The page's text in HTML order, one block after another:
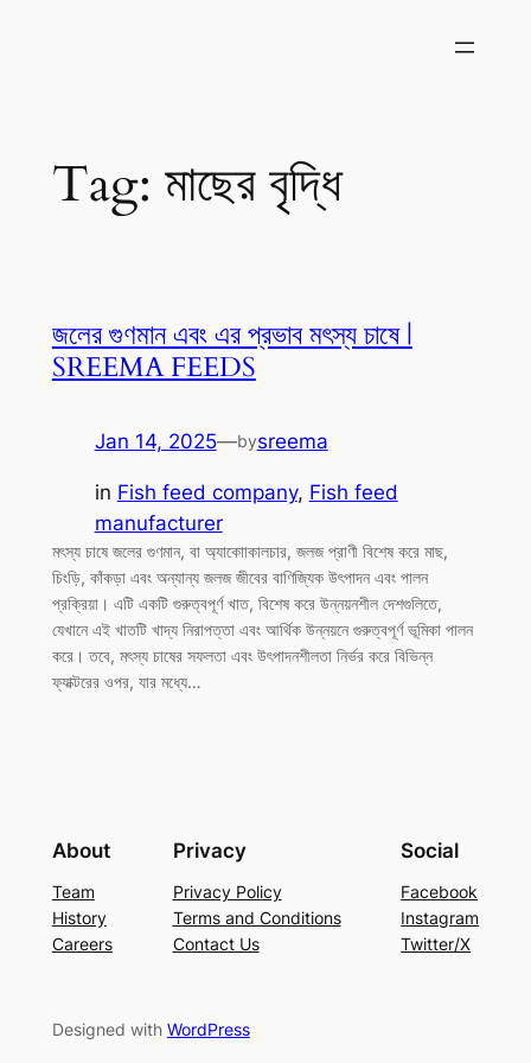
Tag: মাছের বৃদ্ধি
জলের গুণমান এবং এর প্রভাব মৎস্য চাষে |
SREEMA FEEDS
Jan 14, 2025—bysreema
in Fish feed company, Fish feed
manufacturer
মৎস্য চাষে জলের গুণমান, বা অ্যাকোাকালচার, জলজ প্রাণী বিশেষ করে মাছ,
চিংড়ি, কাঁকড়া এবং অন্যান্য জলজ জীবের বাণিজ্যিক উৎপাদন এবং পালন
প্রক্রিয়া। এটি একটি গুরুত্বপূর্ণ খাত, বিশেষ করে উন্নয়নশীল দেশগুলিতে,
যেখানে এই খাতটি খাদ্য নিরাপত্তা এবং আর্থিক উন্নয়নে গুরুত্বপূর্ণ ভূমিকা পালন
করে। তবে, মৎস্য চাষের সফলতা এবং উৎপাদনশীলতা নির্ভর করে বিভিন্ন
ফ্যাক্টরের ওপর, যার মধ্যে…
About
Team
History
Careers
Privacy
Privacy Policy
Terms and Conditions
Contact Us
Social
Facebook
Instagram
Twitter/X
Designed with WordPress